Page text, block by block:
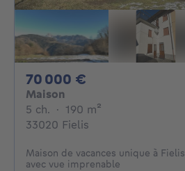
70 000 €
Maison
5 ch. 5 chambres
· 190 m²
33020 Fielis
Maison de vacances unique à Fielis
avec vue imprenable